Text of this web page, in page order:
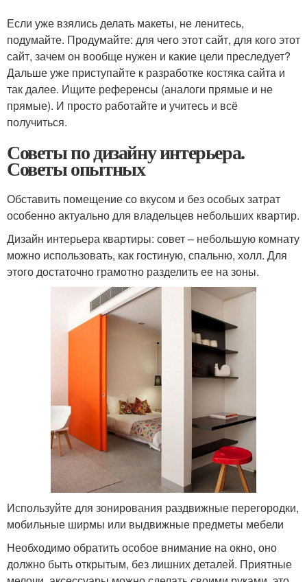
Если уже взялись делать макеты, не ленитесь,
подумайте. Продумайте: для чего этот сайт, для кого этот
сайт, зачем он вообще нужен и какие цели преследует?
Дальше уже приступайте к разработке костяка сайта и
так далее. Ищите референсы (аналоги прямые и не
прямые). И просто работайте и учитесь и всё
получиться.
Советы по дизайну интерьера.
Советы опытных
Обставить помещение со вкусом и без особых затрат
особенно актуально для владельцев небольших квартир.
Дизайн интерьера квартиры: совет – небольшую комнату
можно использовать, как гостиную, спальню, холл. Для
этого достаточно грамотно разделить ее на зоны.
Используйте для зонирования раздвижные перегородки,
мобильные ширмы или выдвижные предметы мебели
Необходимо обратить особое внимание на окно, оно
должно быть открытым, без лишних деталей. Приятные